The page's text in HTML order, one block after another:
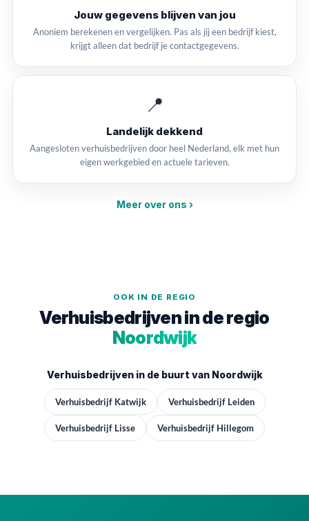
Jouw gegevens blijven van jou
Anoniem berekenen en vergelijken. Pas als jij een bedrijf kiest,
krijgt alleen dat bedrijf je contactgegevens.
📍
Landelijk dekkend
Aangesloten verhuisbedrijven door heel Nederland, elk met hun
eigen werkgebied en actuele tarieven.
Meer over ons ›
OOK IN DE REGIO
Verhuisbedrijven in de regio
Noordwijk
Verhuisbedrijven in de buurt van Noordwijk
Verhuisbedrijf Katwijk Verhuisbedrijf Leiden
Verhuisbedrijf Lisse Verhuisbedrijf Hillegom